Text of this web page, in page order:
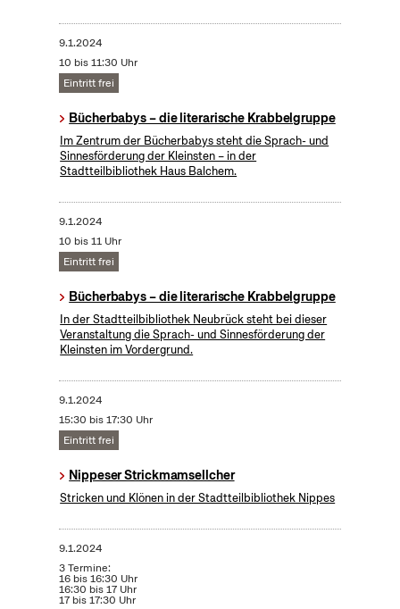
9.1.2024
10 bis 11:30 Uhr
Eintritt frei
Bücherbabys – die literarische Krabbelgruppe
Im Zentrum der Bücherbabys steht die Sprach- und
Sinnesförderung der Kleinsten – in der
Stadtteilbibliothek Haus Balchem.
9.1.2024
10 bis 11 Uhr
Eintritt frei
Bücherbabys – die literarische Krabbelgruppe
In der Stadtteilbibliothek Neubrück steht bei dieser
Veranstaltung die Sprach- und Sinnesförderung der
Kleinsten im Vordergrund.
9.1.2024
15:30 bis 17:30 Uhr
Eintritt frei
Nippeser Strickmamsellcher
Stricken und Klönen in der Stadtteilbibliothek Nippes
9.1.2024
3 Termine:
16 bis 16:30 Uhr
16:30 bis 17 Uhr
17 bis 17:30 Uhr